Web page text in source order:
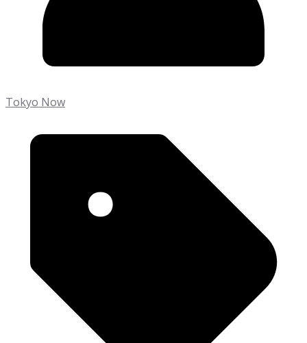
Tokyo Now